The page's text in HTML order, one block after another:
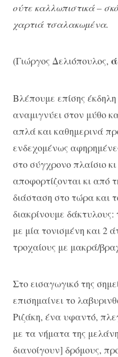
ούτε καλλωπιστικά –
χαρτιά τσαλακωμένα.
(Γιώργος Δελιόπουλος,
Βλέπουμε επίσης
αναμιγνύει στον μύθο
απλά και καθημερινά
ενδεχομένως
στο σύγχρονο πλαίσιο
αποφορτίζονται κι από
διάσταση στο τώρα και
διακρίνουμε
με μία τονισμένη και 2
τροχαίους με μακρά/
Στο εισαγωγικό της
επισημαίνει το
Ριζάκη, ένα υφαντό,
με τα νήματα της
διανοίγουν] δρόμους,